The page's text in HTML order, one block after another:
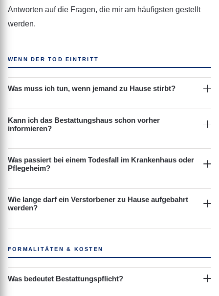
Antworten auf die Fragen, die mir am häufigsten gestellt
werden.
WENN DER TOD EINTRITT
Was muss ich tun, wenn jemand zu Hause stirbt?
Kann ich das Bestattungshaus schon vorher
informieren?
Was passiert bei einem Todesfall im Krankenhaus oder
Pflegeheim?
Wie lange darf ein Verstorbener zu Hause aufgebahrt
werden?
FORMALITÄTEN & KOSTEN
Was bedeutet Bestattungspflicht?